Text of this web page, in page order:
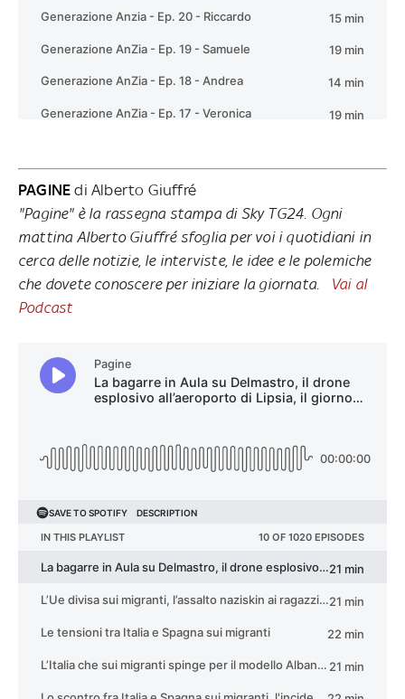
PAGINE di Alberto Giuffré
"Pagine" è la rassegna stampa di Sky TG24. Ogni
mattina Alberto Giuffré sfoglia per voi i quotidiani in
cerca delle notizie, le interviste, le idee e le polemiche
che dovete conoscere per iniziare la giornata.
Vai al
Podcast